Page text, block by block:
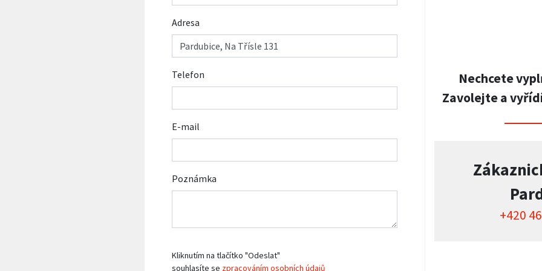
Adresa
Telefon
E-mail
Poznámka
Kliknutím na tlačítko "Odeslat"
souhlasíte se zpracováním osobních údajů
Nechcete
Zavolejte a
+420